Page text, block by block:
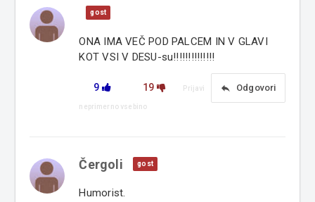
gost
ONA IMA VEČ POD PALCEM IN V GLAVI
KOT VSI V DESU-su!!!!!!!!!!!!!!
9 19 reply Odgovori
Prijavi
neprimerno vsebino
Čergoli gost
Humorist.